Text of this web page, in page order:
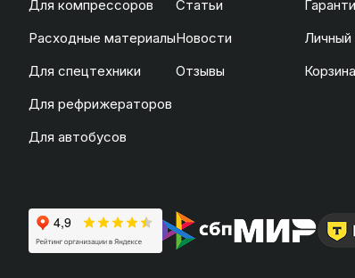
Для компрессоров
Расходные материалы
Для спецтехники
Для рефрижераторов
Для автобусов
Статьи
Новости
Отзывы
Личный
Корзина